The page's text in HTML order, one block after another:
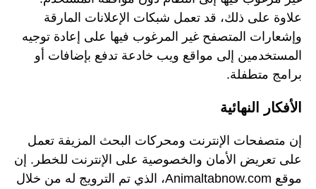
علاوة على ذلك، قد تعمل شبكات الإعلانات المارقة
وإشعارات المتصفح غير المرغوب فيها على إعادة توجيه
المستخدمين إلى مواقع ويب خادعة تدفع بإضافات أو
برامج متطفلة.
الأفكار النهائية
إن متصفحات الإنترنت ومحركات البحث المزيفة تعمل
على تعريض الأمان والخصوصية على الإنترنت للخطر. إن
موقع Animaltabnow.com، الذي تم الترويج له من خلال